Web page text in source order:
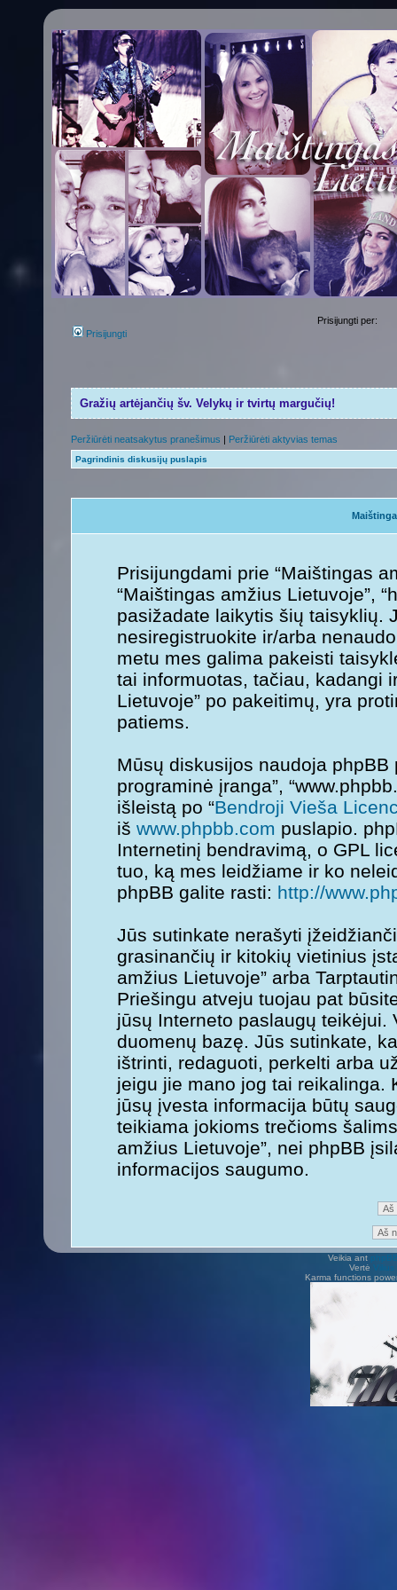
Prisijungti
Prisijungti per:
Gražių artėjančių šv. Velykų ir tvirtų margučių!
Peržiūrėti neatsakytus pranešimus | Peržiūrėti aktyvias temas
Pagrindinis diskusijų puslapis
Prisijungdami prie “Maištingas
“Maištingas amžius Lietuvoje”,
pasižadate laikytis šių taisyklių.
nesiregistruokite ir/arba
metu mes galima pakeisti
tai informuotas, tačiau, kadangi
Lietuvoje” po pakeitimų, yra
patiems.
Mūsų diskusijos naudoja phpBB
programinė įranga”,
išleistą po “Bendroji Vieša
iš www.phpbb.com puslapio.
Internetinį bendravimą, o GPL
tuo, ką mes leidžiame ir ko
phpBB galite rasti: http://
Jūs sutinkate nerašyti
grasinančių ir kitokių vietinius
amžius Lietuvoje” arba
Priešingu atveju tuojau pat
jūsų Interneto paslaugų
duomenų bazę. Jūs sutinkate,
ištrinti, redaguoti, perkelti arba
jeigu jie mano jog tai reikalinga.
jūsų įvesta informacija būtų
teikiama jokioms trečioms
amžius Lietuvoje”, nei phpBB
informacijos saugumo.
Veikia ant
Vertė Vilius
Karma functions